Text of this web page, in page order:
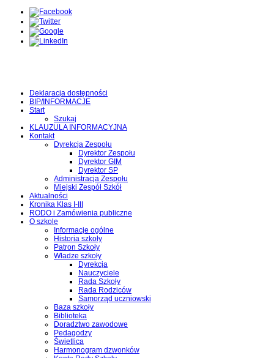
Deklaracja dostępności
BIP/INFORMACJE
Start
Szukaj
KLAUZULA INFORMACYJNA
Kontakt
Dyrekcja Zespołu
Dyrektor Zespołu
Dyrektor GIM
Dyrektor SP
Administracja Zespołu
Miejski Zespół Szkół
Aktualności
Kronika Klas I-III
RODO i Zamówienia publiczne
O szkole
Informacje ogólne
Historia szkoły
Patron Szkoły
Władze szkoły
Dyrekcja
Nauczyciele
Rada Szkoły
Rada Rodziców
Samorząd uczniowski
Baza szkoły
Biblioteka
Doradztwo zawodowe
Pedagodzy
Świetlica
Harmonogram dzwonków